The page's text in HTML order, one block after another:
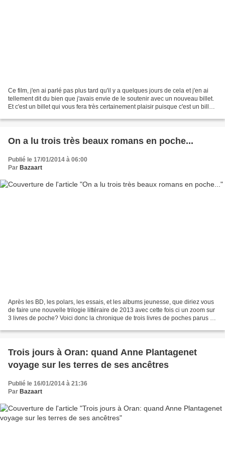
Ce film, j'en ai parlé pas plus tard qu'il y a quelques jours de cela et j'en ai
tellement dit du bien que j'avais envie de le soutenir avec un nouveau billet.
Et c'est un billet qui vous fera très certainement plaisir puisque c'est un billet
On a lu trois très beaux romans en poche...
Publié le 17/01/2014 à 06:00
Par Bazaart
Après les BD, les polars, les essais, et les albums jeunesse, que diriez vous
de faire une nouvelle trilogie littéraire de 2013 avec cette fois ci un zoom sur
3 livres de poche? Voici donc la chronique de trois livres de poches parus fin
Trois jours à Oran: quand Anne Plantagenet
voyage sur les terres de ses ancêtres
Publié le 16/01/2014 à 21:36
Par Bazaart